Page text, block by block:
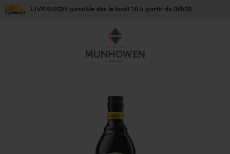
LIVRAISON possible dès le lundi 10 à partir de 08h30